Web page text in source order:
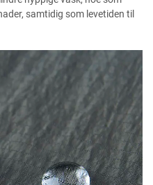
samtidig som levetiden til